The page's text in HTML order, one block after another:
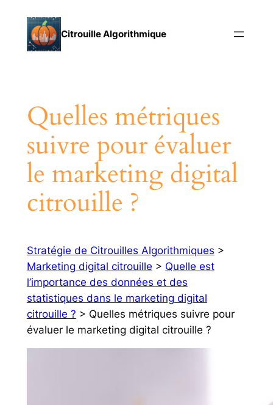
contenu
Citrouille Algorithmique
Quelles métriques
suivre pour évaluer
le marketing digital
citrouille ?
Stratégie de Citrouilles Algorithmiques >
Marketing digital citrouille > Quelle est
l’importance des données et des
statistiques dans le marketing digital
citrouille ? > Quelles métriques suivre pour
évaluer le marketing digital citrouille ?